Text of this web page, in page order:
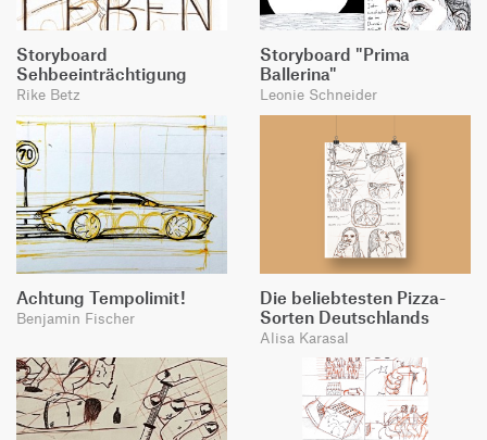
Storyboard
Sehbeeinträchtigung
Rike Betz
Storyboard "Prima
Ballerina"
Leonie Schneider
Achtung Tempolimit!
Benjamin Fischer
Die beliebtesten Pizza-
Sorten Deutschlands
Alisa Karasal